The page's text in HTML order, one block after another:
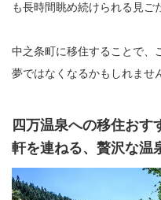
も長時間眺め続けられる見ご
中之条町に移住することで、
夢ではなくなるかもしれませ
四万温泉への移住おす
軒を連ねる、贅沢な温